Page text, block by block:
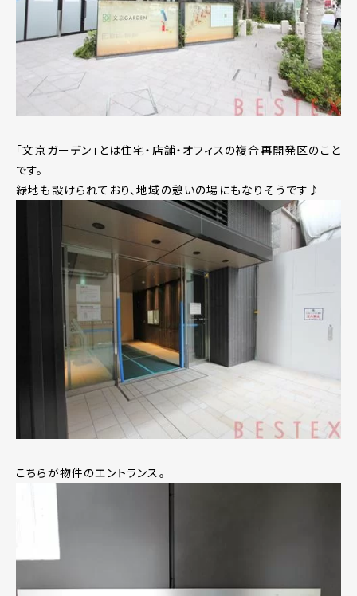
「文京ガーデン」とは住宅・店舗・オフィスの複合再開発区のこと
です。
緑地も設けられており、地域の憩いの場にもなりそうです♪
こちらが物件のエントランス。